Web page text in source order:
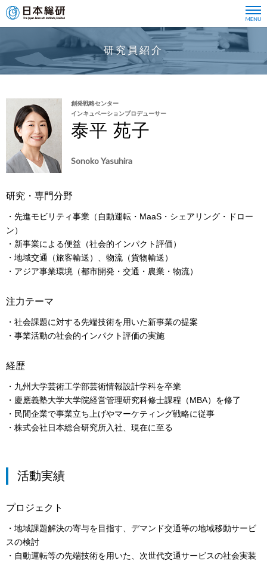
研究員紹介
創発戦略センター
インキュベーションプロデューサー
泰平 苑子
Sonoko Yasuhira
研究・専門分野
・先進モビリティ事業（自動運転・MaaS・シェアリング・ドロー
ン）
・新事業による便益（社会的インパクト評価）
・地域交通（旅客輸送）、物流（貨物輸送）
・アジア事業環境（都市開発・交通・農業・物流）
注力テーマ
・社会課題に対する先端技術を用いた新事業の提案
・事業活動の社会的インパクト評価の実施
経歴
・九州大学芸術工学部芸術情報設計学科を卒業
・慶應義塾大学大学院経営管理研究科修士課程（MBA）を修了
・民間企業で事業立ち上げやマーケティング戦略に従事
・株式会社日本総合研究所入社、現在に至る
活動実績
プロジェクト
・地域課題解決の寄与を目指す、デマンド交通等の地域移動サービ
スの検討
・自動運転等の先端技術を用いた、次世代交通サービスの社会実装